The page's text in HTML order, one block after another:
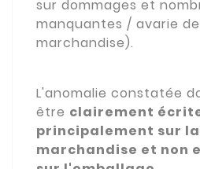
sur dommages et
manquantes / avarie
marchandise).
L'anomalie constatée
être clairement
principalement sur la
marchandise et non